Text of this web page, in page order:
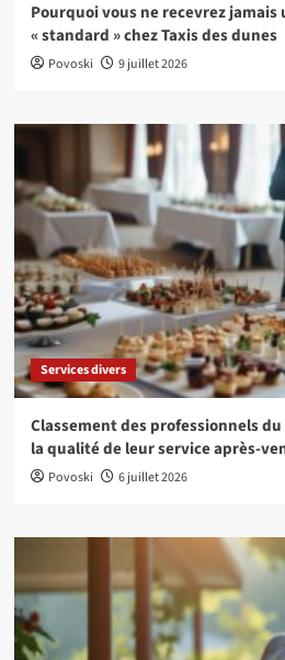
Pourquoi vous ne recevrez jamais
« standard » chez Taxis des dunes
Povoski 9 juillet 2026
Services divers
Classement des professionnels
la qualité de leur service après-
Povoski 6 juillet 2026